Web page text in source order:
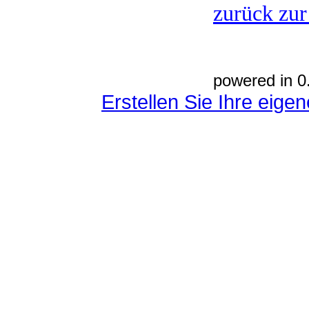
zurück
powered in
Erstellen Sie Ihre